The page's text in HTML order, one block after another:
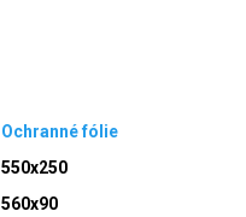
Ochranné fólie
550x250
560x90